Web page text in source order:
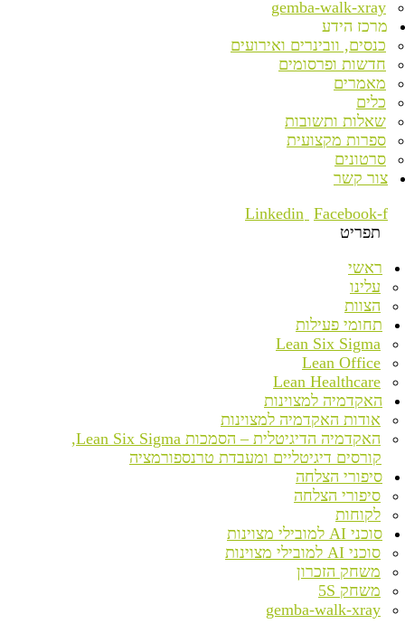
gemba-walk-xray
מרכז הידע
כנסים, וובינרים ואירועים
חדשות ופרסומים
מאמרים
כלים
שאלות ותשובות
ספרות מקצועית
סרטונים
צור קשר
Linkedin Facebook-f
תפריט
ראשי
עלינו
הצוות
תחומי פעילות
Lean Six Sigma
Lean Office
Lean Healthcare
האקדמיה למצוינות
אודות האקדמיה למצוינות
האקדמיה הדיגיטלית – הסמכות Lean Six Sigma,
קורסים דיגיטליים ומעבדת טרנספורמציה
סיפורי הצלחה
סיפורי הצלחה
לקוחות
סוכני AI למובילי מצוינות
סוכני AI למובילי מצוינות
משחק הזכרון
משחק 5S
gemba-walk-xray